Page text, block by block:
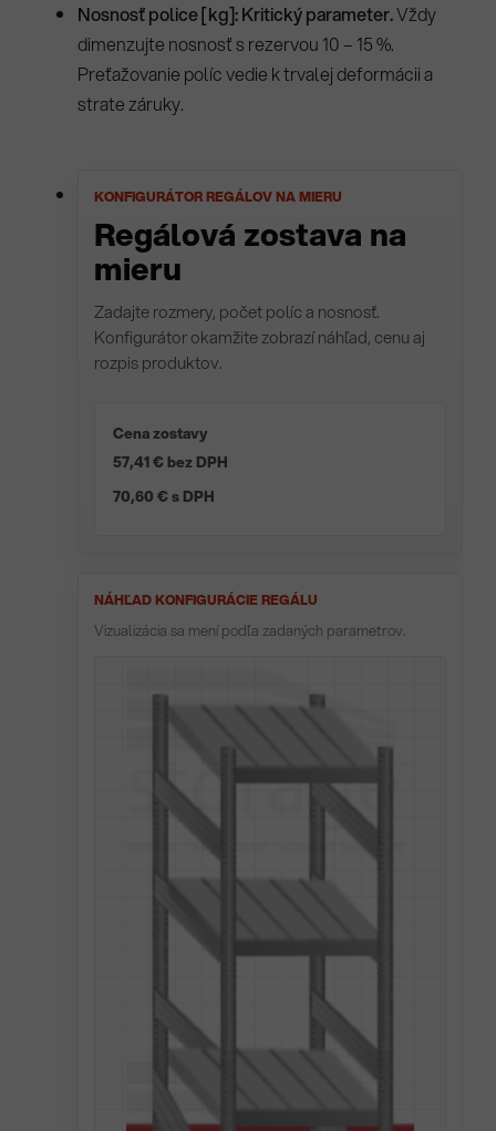
Nosnosť police [kg]:Kritický parameter.Vždy
dimenzujte nosnosť s rezervou 10 – 15 %.
Preťažovanie políc vedie k trvalej deformácii a
strate záruky.
KONFIGURÁTOR REGÁLOV NA MIERU
Regálová zostava na
mieru
Zadajte rozmery, počet políc a nosnosť.
Konfigurátor okamžite zobrazí náhľad, cenu aj
rozpis produktov.
Cena zostavy
57,41 € bez DPH
70,60 € s DPH
NÁHĽAD KONFIGURÁCIE REGÁLU
Vizualizácia sa mení podľa zadaných parametrov.